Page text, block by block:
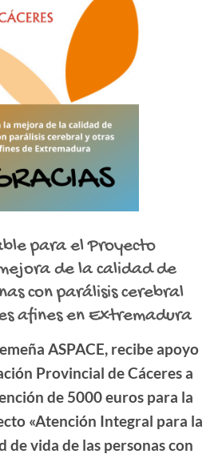
para el Proyecto
de la calidad de
con parálisis cerebral
afines en Extremadura
ASPACE, recibe apoyo
Provincial de Cáceres a
de 5000 euros para la
«Atención Integral para la
de vida de las personas con